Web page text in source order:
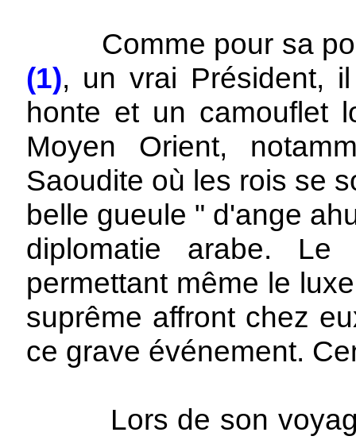
Comme pour sa
(1), un vrai Président,
honte et un camouflet
Moyen Orient,
Saoudite où les rois se
belle gueule " d'ange
diplomatie arabe.
permettant même le
suprême affront chez
ce grave événement.
Lors de son voyage